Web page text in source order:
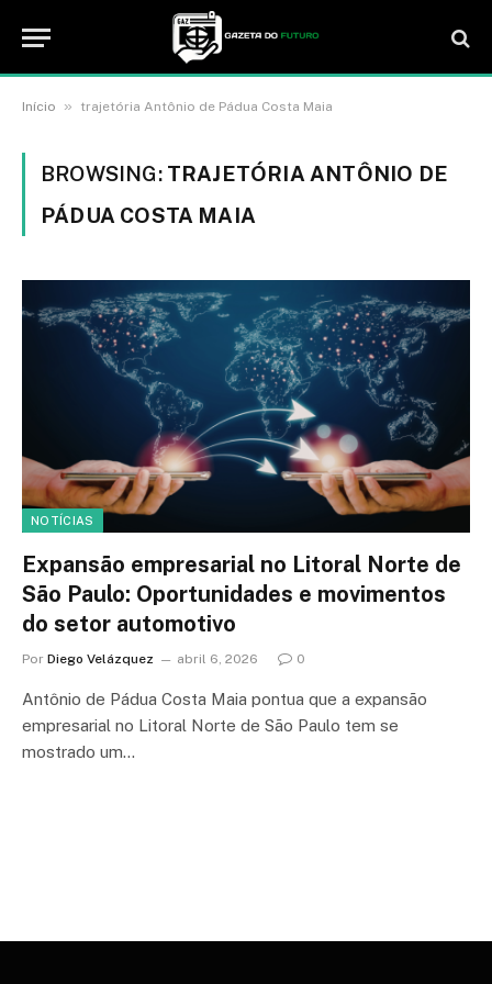
Início » trajetória Antônio de Pádua Costa Maia
BROWSING: TRAJETÓRIA ANTÔNIO DE
PÁDUA COSTA MAIA
NOTÍCIAS
Expansão empresarial no Litoral Norte de
São Paulo: Oportunidades e movimentos
do setor automotivo
Por Diego Velázquez abril 6, 2026 0
Antônio de Pádua Costa Maia pontua que a expansão
empresarial no Litoral Norte de São Paulo tem se
mostrado um…